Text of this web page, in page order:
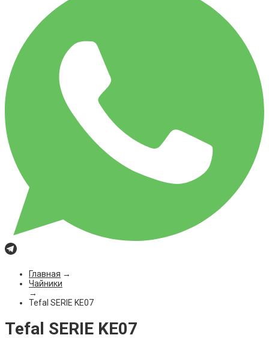
Главная →
Чайники
→
Tefal SERIE KE07
Tefal SERIE KE07